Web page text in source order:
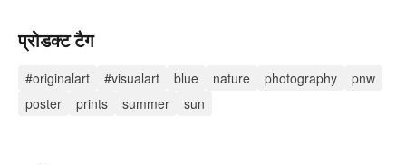
प्रोडक्ट टैग
#originalart #visualart blue nature photography
pnw
poster
prints summer sun